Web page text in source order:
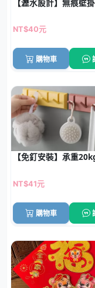
【瀝水設計】無痕壁
NT$40元
購物車
【免釘安裝】承重
NT$41元
購物車